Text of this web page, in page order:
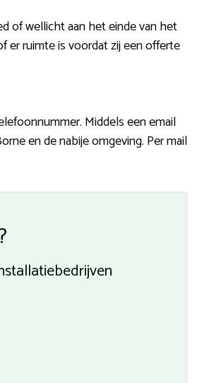
of wellicht aan het einde van het
er ruimte is voordat zij een offerte
Middels een email
en de nabije omgeving. Per mail